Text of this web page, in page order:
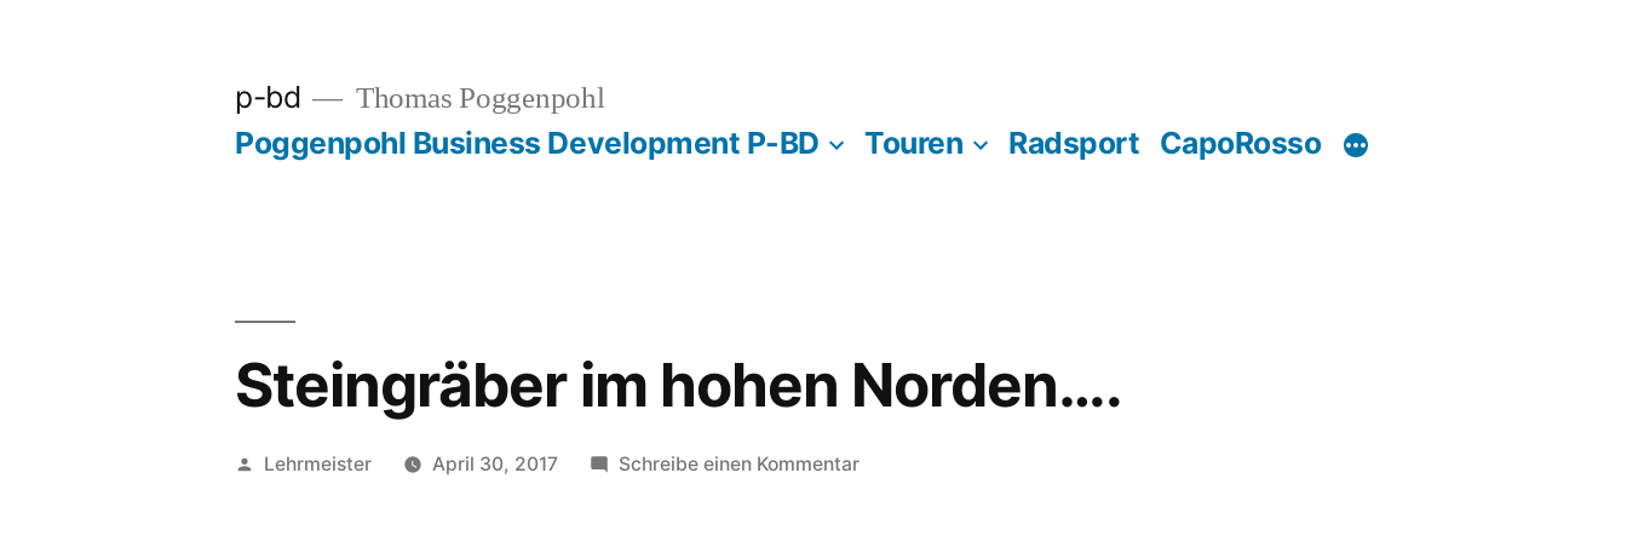
p-bd Thomas Poggenpohl
Poggenpohl Business Development P-BD Touren Radsport CapoRosso
Steingräber im hohen Norden….
Veröffentlicht
Lehrmeister April 30, 2017 Schreibe einen Kommentarzu